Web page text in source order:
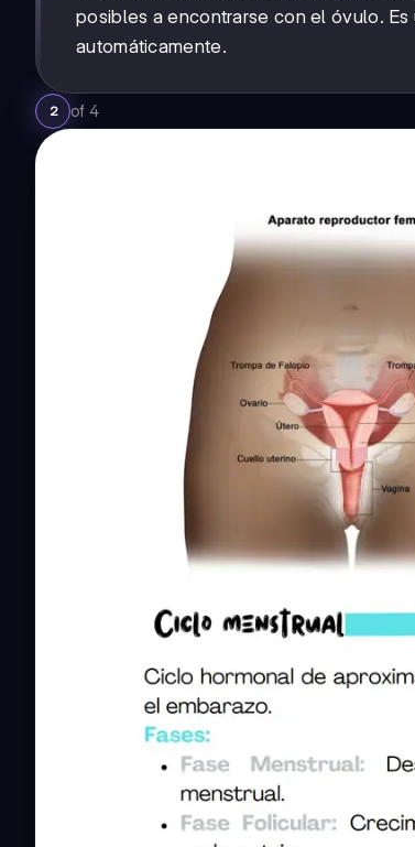
posibles a encontrarse con el óvulo.
automáticamente.
2 of 4